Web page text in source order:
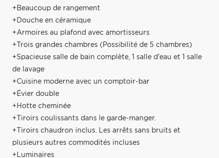
+Beaucoup de rangement
+Douche en céramique
+Armoires au plafond avec amortisseurs
+Trois grandes chambres (Possibilité de 5 chambres)
+Spacieuse salle de bain complète, 1 salle d'eau et 1 salle
de lavage
+Cuisine moderne avec un comptoir-bar
+Évier double
+Hotte cheminée
+Tiroirs coulissants dans le garde-manger.
+Tiroirs chaudron inclus. Les arrêts sans bruits et
plusieurs autres commodités incluses
+Luminaires